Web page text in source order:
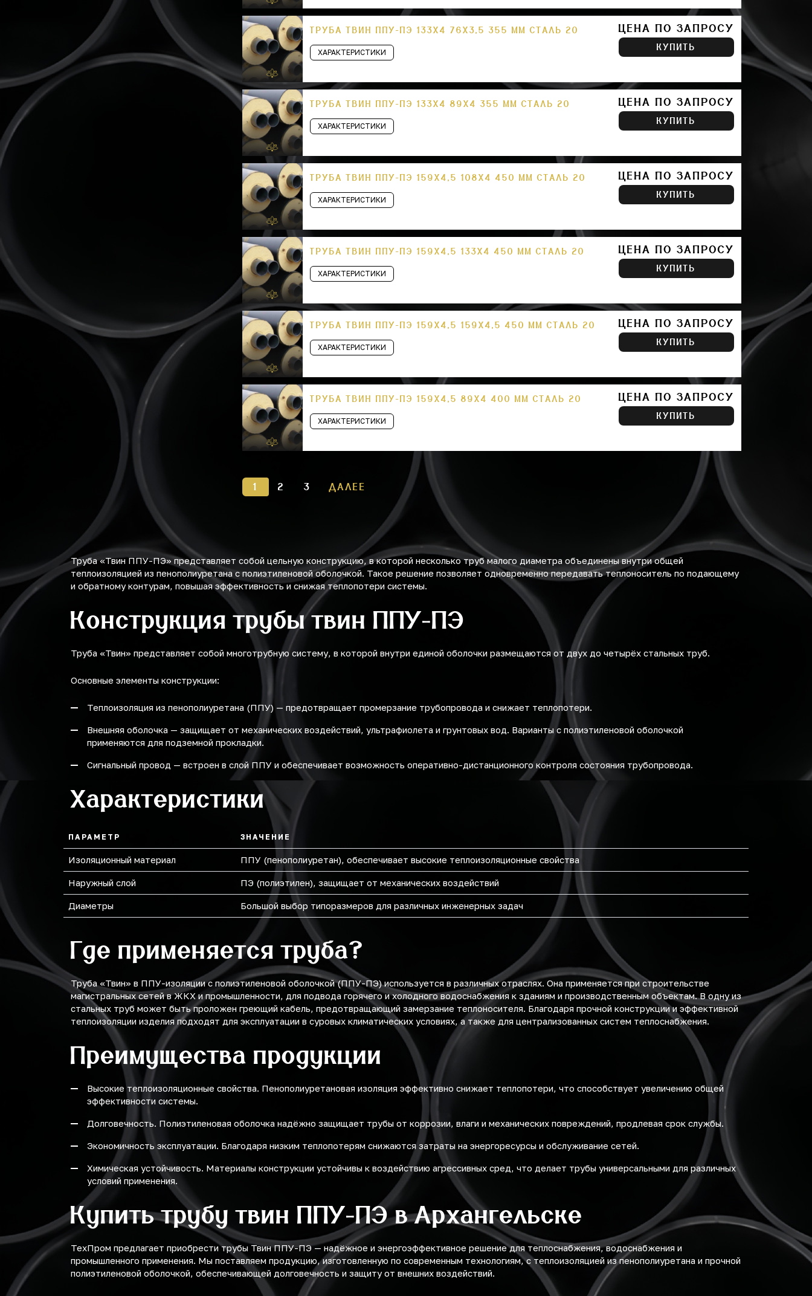
ТРУБА ТВИН ППУ-ПЭ 133Х4 76Х3,5 355 ММ СТАЛЬ 20
ХАРАКТЕРИСТИКИ
ЦЕНА ПО ЗАПРОСУ
КУПИТЬ
ТРУБА ТВИН ППУ-ПЭ 133Х4 89Х4 355 ММ СТАЛЬ 20
ХАРАКТЕРИСТИКИ
ЦЕНА ПО ЗАПРОСУ
КУПИТЬ
ТРУБА ТВИН ППУ-ПЭ 159Х4,5 108Х4 450 ММ СТАЛЬ 20
ХАРАКТЕРИСТИКИ
ЦЕНА ПО ЗАПРОСУ
КУПИТЬ
ТРУБА ТВИН ППУ-ПЭ 159Х4,5 133Х4 450 ММ СТАЛЬ 20
ХАРАКТЕРИСТИКИ
ЦЕНА ПО ЗАПРОСУ
КУПИТЬ
ТРУБА ТВИН ППУ-ПЭ 159Х4,5 159Х4,5 450 ММ СТАЛЬ 20
ХАРАКТЕРИСТИКИ
ЦЕНА ПО ЗАПРОСУ
КУПИТЬ
ТРУБА ТВИН ППУ-ПЭ 159Х4,5 89Х4 400 ММ СТАЛЬ 20
ХАРАКТЕРИСТИКИ
ЦЕНА ПО ЗАПРОСУ
КУПИТЬ
1 2 3 ДАЛЕЕ
Труба «Твин ППУ-ПЭ» представляет собой цельную конструкцию, в которой несколько труб малого диаметра объединены внутри общей
теплоизоляцией из пенополиуретана с полиэтиленовой оболочкой. Такое решение позволяет одновременно передавать теплоноситель по подающему
и обратному контурам, повышая эффективность и снижая теплопотери системы.
Конструкция трубы твин ППУ-ПЭ
Труба «Твин» представляет собой многотрубную систему, в которой внутри единой оболочки размещаются от двух до четырёх стальных труб.
Основные элементы конструкции:
Теплоизоляция из пенополиуретана (ППУ) — предотвращает промерзание трубопровода и снижает теплопотери.
Внешняя оболочка — защищает от механических воздействий, ультрафиолета и грунтовых вод. Варианты с полиэтиленовой оболочкой
применяются для подземной прокладки.
Сигнальный провод — встроен в слой ППУ и обеспечивает возможность оперативно-дистанционного контроля состояния трубопровода.
Характеристики
ПАРАМЕТР ЗНАЧЕНИЕ
Изоляционный материал ППУ (пенополиуретан), обеспечивает высокие теплоизоляционные свойства
Наружный слой ПЭ (полиэтилен), защищает от механических воздействий
Диаметры Большой выбор типоразмеров для различных инженерных задач
Где применяется труба?
Труба «Твин» в ППУ-изоляции с полиэтиленовой оболочкой (ППУ-ПЭ) используется в различных отраслях. Она применяется при строительстве
магистральных сетей в ЖКХ и промышленности, для подвода горячего и холодного водоснабжения к зданиям и производственным объектам. В одну из
стальных труб может быть проложен греющий кабель, предотвращающий замерзание теплоносителя. Благодаря прочной конструкции и эффективной
теплоизоляции изделия подходят для эксплуатации в суровых климатических условиях, а также для централизованных систем теплоснабжения.
Преимущества продукции
Высокие теплоизоляционные свойства. Пенополиуретановая изоляция эффективно снижает теплопотери, что способствует увеличению общей
эффективности системы.
Долговечность. Полиэтиленовая оболочка надёжно защищает трубы от коррозии, влаги и механических повреждений, продлевая срок службы.
Экономичность эксплуатации. Благодаря низким теплопотерям снижаются затраты на энергоресурсы и обслуживание сетей.
Химическая устойчивость. Материалы конструкции устойчивы к воздействию агрессивных сред, что делает трубы универсальными для различных
условий применения.
Купить трубу твин ППУ-ПЭ в Архангельске
ТехПром предлагает приобрести трубы Твин ППУ-ПЭ — надёжное и энергоэффективное решение для теплоснабжения, водоснабжения и
промышленного применения. Мы поставляем продукцию, изготовленную по современным технологиям, с теплоизоляцией из пенополиуретана и прочной
полиэтиленовой оболочкой, обеспечивающей долговечность и защиту от внешних воздействий.